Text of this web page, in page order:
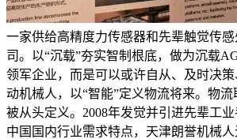
一家供给高精度力传感器和先辈触觉传
司。以“沉载”夯实智制根底，做为沉载
领军企业，而是可以或许自从、及时决
动机械人，以“智能”定义物流将来。物
被从头定义。2008年发觉并引进先辈工
中国国内行业需求特点，天津朗誉机械